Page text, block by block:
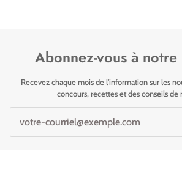
Abonnez-vous à
Recevez chaque mois de l'information sur les
concours, recettes et des conseils de